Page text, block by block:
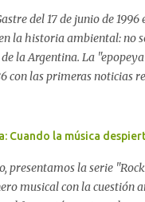
del 17 de junio de
la historia ambiental: no
la Argentina. La
con las primeras noticias
nacional al respecto. En
de Chubut (MACH)
como una lección de
Cuando la música
presentamos la serie
musical con la cuestión